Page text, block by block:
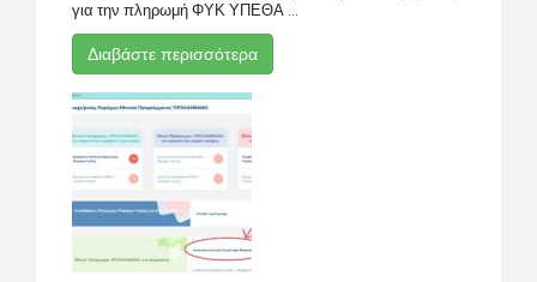
για την πληρωμή ΦΥΚ ΥΠΕΘΑ ...
Διαβάστε περισσότερα